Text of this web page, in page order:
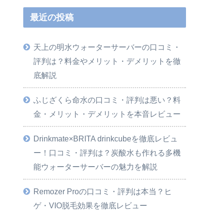
最近の投稿
天上の明水ウォーターサーバーの口コミ・
評判は？料金やメリット・デメリットを徹
底解説
ふじざくら命水の口コミ・評判は悪い？料
金・メリット・デメリットを本音レビュー
Drinkmate×BRITA drinkcubeを徹底レビュ
ー！口コミ・評判は？炭酸水も作れる多機
能ウォーターサーバーの魅力を解説
Remozer Proの口コミ・評判は本当？ヒ
ゲ・VIO脱毛効果を徹底レビュー